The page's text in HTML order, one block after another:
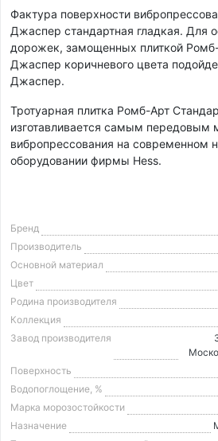
Фактура поверхности
Джаспер стандартная гладкая. Для
дорожек, замощенных плиткой
Джаспер коричневого цвета
Джаспер.
Тротуарная плитка Ромб-Арт
изготавливается самым передовым
вибропрессования на современном
оборудовании фирмы Hess.
Бренд
Производитель
Основной материал
Цвет
Родина производителя
Коллекция
Завод производителя
Поверхность
Водопоглощение, %
Марка морозостойкости
Назначение